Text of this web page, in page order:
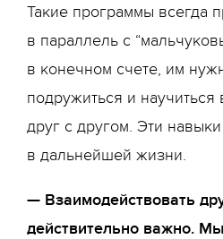
Такие программы всегда
в параллель с
в конечном счете, им
подружиться и научиться
друг с другом. Эти
в дальнейшей жизни.
— Взаимодействовать
действительно важно.